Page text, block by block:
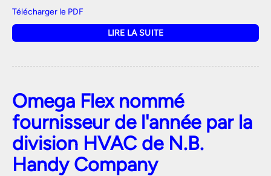
Télécharger le PDF
LIRE LA SUITE
Omega Flex nommé
fournisseur de l'année par la
division HVAC de N.B.
Handy Company